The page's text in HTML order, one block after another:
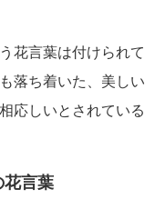
花言葉は付けられて
落ち着いた、美しい
応しいとされている
花言葉